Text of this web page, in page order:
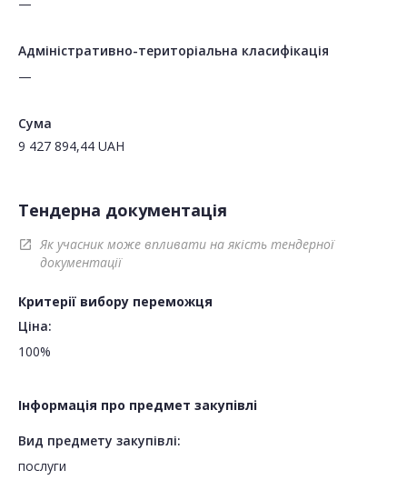
Адміністративно-територіальна класифікація
—
Сума
9 427 894,44 UAH
Тендерна документація
open_in_new
Як учасник може впливати на якість тендерної
документації
Критерії вибору переможця
Ціна:
100%
Інформація про предмет закупівлі
Вид предмету закупівлі:
послуги